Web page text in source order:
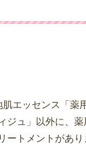
エッセンス「薬
ジュ」以外に、
トメントがあり